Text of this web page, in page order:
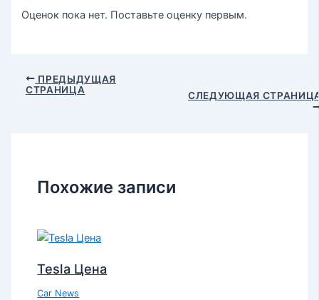
Оценок пока нет. Поставьте оценку первым.
ПРЕДЫДУЩАЯ
СТРАНИЦА
СЛЕДУЮЩАЯ
Похожие записи
Tesla Цена
Car News